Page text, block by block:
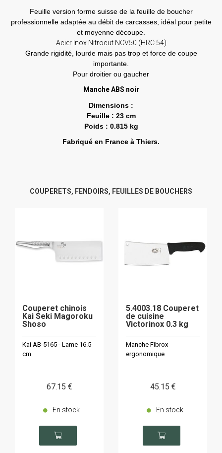
Feuille version forme suisse de la feuille de boucher
professionnelle adaptée au débit de carcasses, idéal pour petite
et moyenne découpe.
Acier Inox Nitrocut NCV50 (HRC 54)
Grande rigidité, lourde mais pas trop et force de coupe
importante.
Pour droitier ou gaucher
Manche ABS noir
Dimensions :
Feuille : 23 cm
Poids : 0.815 kg
Fabriqué en France à Thiers.
COUPERETS, FENDOIRS, FEUILLES DE BOUCHERS
Couperet chinois
Kai Seki Magoroku
Shoso
Kai AB-5165 - Lame 16.5
cm
67.15 €
En stock
5.4003.18 Couperet
de cuisine
Victorinox 0.3 kg
Manche Fibrox
ergonomique
45.15 €
En stock